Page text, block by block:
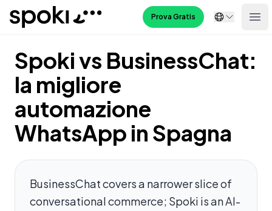
Spoki Prova Gratis
Spoki vs BusinessChat:
la migliore
automazione
WhatsApp in Spagna
BusinessChat covers a narrower slice of
conversational commerce; Spoki is an AI-